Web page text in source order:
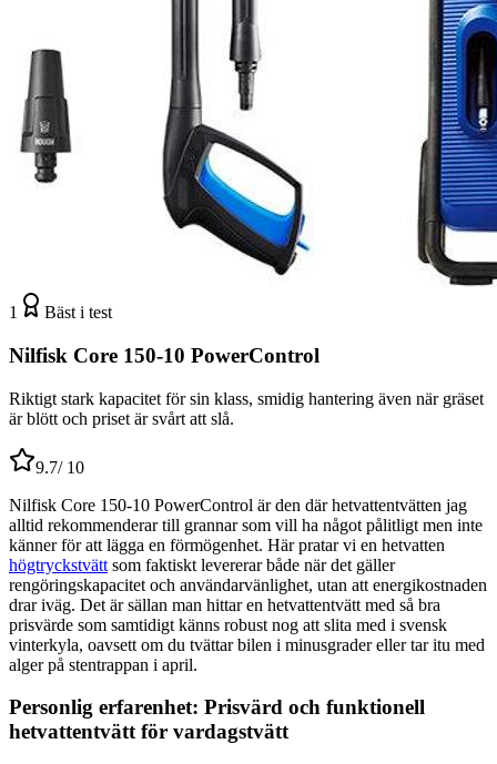
1 Bäst i test
Nilfisk Core 150-10 PowerControl
Riktigt stark kapacitet för sin klass, smidig hantering även när gräset
är blött och priset är svårt att slå.
9.7/ 10
Nilfisk Core 150-10 PowerControl är den där hetvattentvätten jag
alltid rekommenderar till grannar som vill ha något pålitligt men inte
känner för att lägga en förmögenhet. Här pratar vi en hetvatten
högtryckstvätt som faktiskt levererar både när det gäller
rengöringskapacitet och användarvänlighet, utan att energikostnaden
drar iväg. Det är sällan man hittar en hetvattentvätt med så bra
prisvärde som samtidigt känns robust nog att slita med i svensk
vinterkyla, oavsett om du tvättar bilen i minusgrader eller tar itu med
alger på stentrappan i april.
Personlig erfarenhet: Prisvärd och funktionell
hetvattentvätt för vardagstvätt